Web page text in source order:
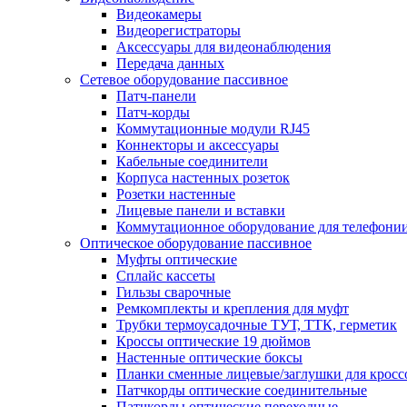
Видеокамеры
Видеорегистраторы
Аксессуары для видеонаблюдения
Передача данных
Сетевое оборудование пассивное
Патч-панели
Патч-корды
Коммутационные модули RJ45
Коннекторы и аксессуары
Кабельные соединители
Корпуса настенных розеток
Розетки настенные
Лицевые панели и вставки
Коммутационное оборудование для
Оптическое оборудование пассивное
Муфты оптические
Сплайс кассеты
Гильзы сварочные
Ремкомплекты и крепления для муфт
Трубки термоусадочные ТУТ, ТТК, герметик
Кроссы оптические 19 дюймов
Настенные оптические боксы
Планки сменные лицевые/заглушки для
Патчкорды оптические соединительные